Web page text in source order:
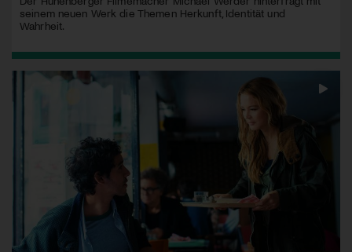
seinem neuen Werk die Themen Herkunft, Identität und
Wahrheit.